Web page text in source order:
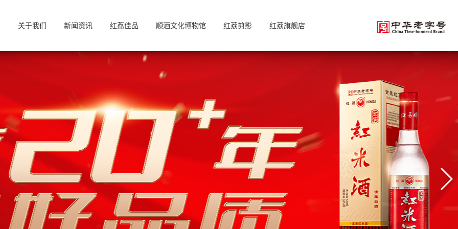
关于我们 新闻资讯 红荔佳品 顺酒文化博物馆 红荔剪影 红荔旗舰店